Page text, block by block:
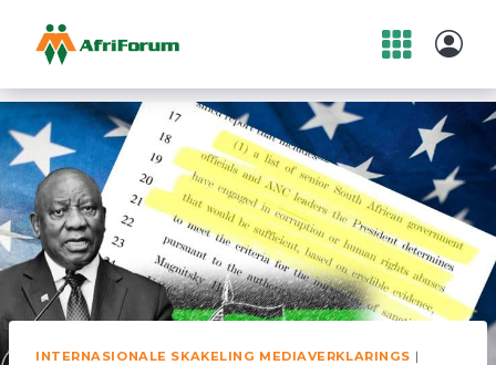
to
content
INTERNASIONALE SKAKELING MEDIAVERKLARINGS |